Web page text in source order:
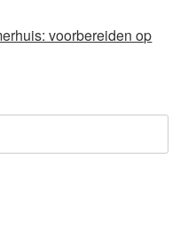
voorbereiden op